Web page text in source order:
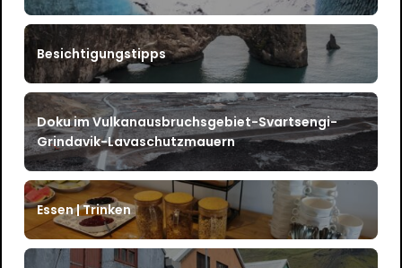
Besichtigungstipps
Doku im Vulkanausbruchsgebiet-Svartsengi-
Grindavik-Lavaschutzmauern
Essen | Trinken